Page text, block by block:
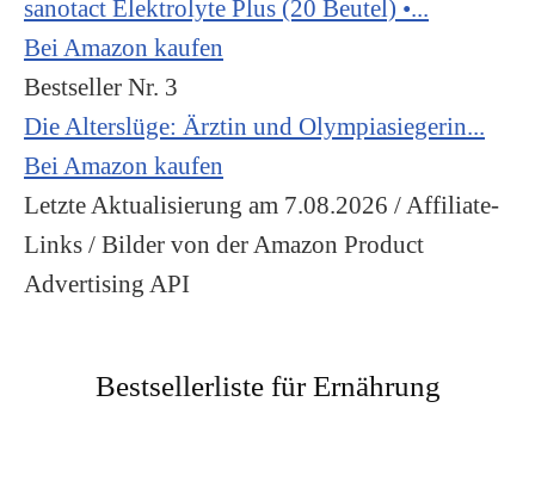
sanotact Elektrolyte Plus (20 Beutel) •...
Bei Amazon kaufen
Bestseller Nr. 3
Die Alterslüge: Ärztin und Olympiasiegerin...
Bei Amazon kaufen
Letzte Aktualisierung am 7.08.2026 / Affiliate-
Links / Bilder von der Amazon Product
Advertising API
Bestsellerliste für Ernährung